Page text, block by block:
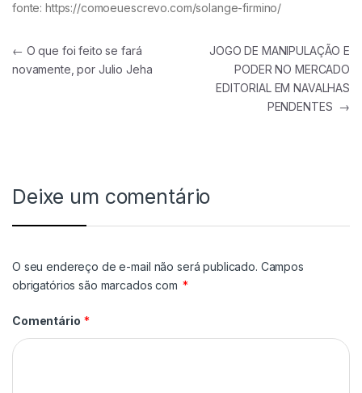
fonte: https://comoeuescrevo.com/solange-firmino/
Navegação de Post
← O que foi feito se fará
novamente, por Julio Jeha
JOGO DE MANIPULAÇÃO E
PODER NO MERCADO
EDITORIAL EM NAVALHAS
PENDENTES →
Deixe um comentário
O seu endereço de e-mail não será publicado. Campos
obrigatórios são marcados com *
Comentário *